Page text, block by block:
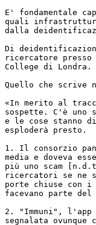
E' fondamentale
quali
dalla
Di
ricercatore
College di Londra.
Quello che scrive
«In merito al
sospette. C'è
e le cose stanno
esploderà presto.
1. Il consorzio
media e doveva
più uno scam
ricercatori se ne
porte chiuse con
facevano parte
2. "Immuni",
segnalata